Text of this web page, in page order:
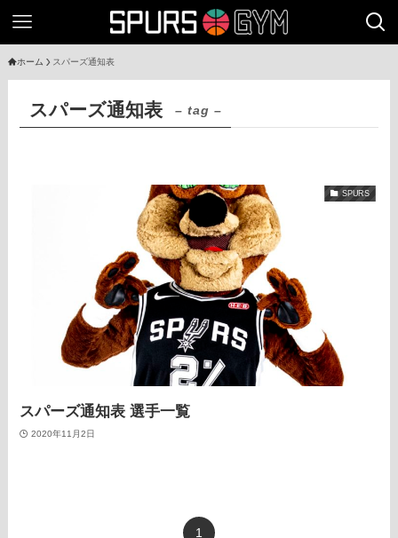
ホーム スパーズ通知表
スパーズ通知表 – tag –
SPURS
スパーズ通知表 選手一覧
2020年11月2日
1